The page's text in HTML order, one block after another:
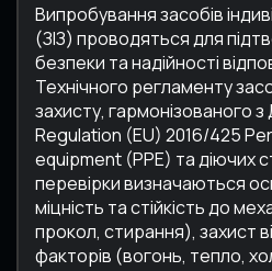
Випробування засобів
(ЗІЗ) проводяться для
безпеки та надійності
Технічного регламенту
захисту, гармонізованого
Regulation (EU) 2016/425
equipment (PPE) та діючих
перевірки визначаються
міцність та стійкість до
прокол, стирання), захист
факторів (вогонь, тепло,